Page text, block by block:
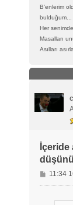
B’enlerim
bulduğum...
Her
Masalları
Asılları
İçeride
M
e
11:34